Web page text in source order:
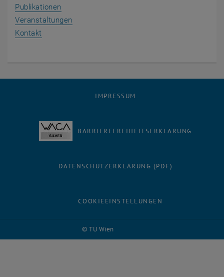
Publikationen
Veranstaltungen
Kontakt
© TU Wien
IMPRESSUM
BARRIEREFREIHEITSERKLÄRUNG
DATENSCHUTZERKLÄRUNG (PDF)
COOKIEEINSTELLUNGEN